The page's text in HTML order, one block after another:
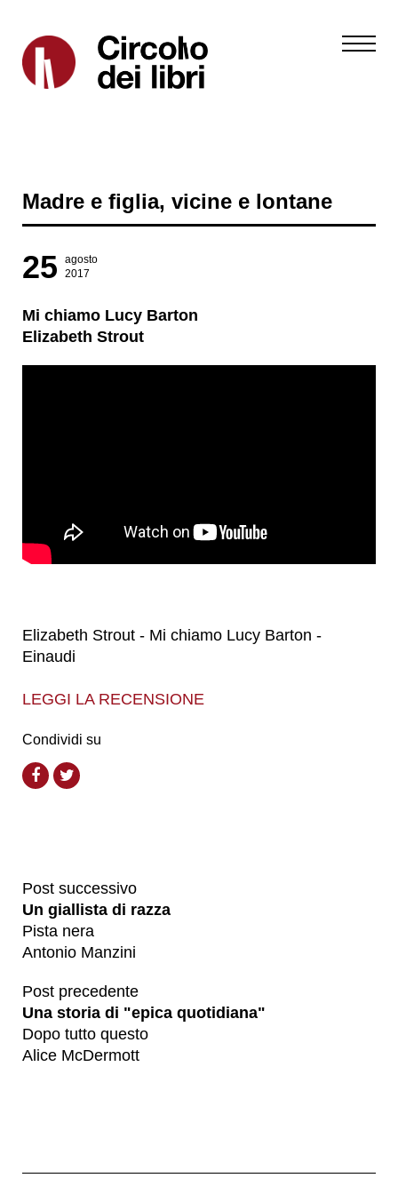
Madre e figlia, vicine e lontane
25
agosto
2017
Mi chiamo Lucy Barton
Elizabeth Strout
Elizabeth Strout - Mi chiamo Lucy Barton -
Einaudi
LEGGI LA RECENSIONE
Condividi su
Post successivo
Un giallista di razza
Pista nera
Antonio Manzini
Post precedente
Una storia di "epica quotidiana"
Dopo tutto questo
Alice McDermott